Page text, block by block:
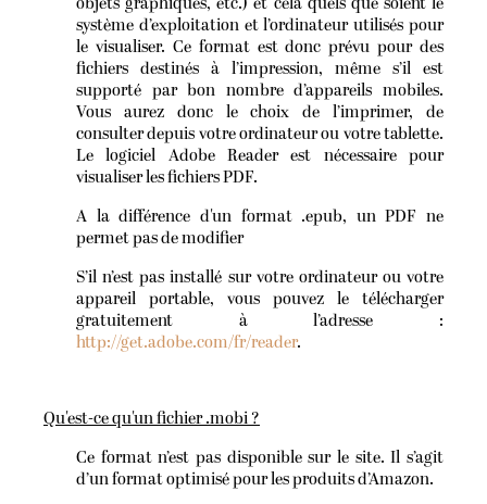
système d’exploitation et l’ordinateur utilisés pour
le visualiser. Ce format est donc prévu pour des
fichiers destinés à l’impression, même s’il est
supporté par bon nombre d’appareils mobiles.
Vous aurez donc le choix de l’imprimer, de
consulter depuis votre ordinateur ou votre tablette.
Le logiciel Adobe Reader est nécessaire pour
visualiser les fichiers PDF.
A la différence d'un format .epub, un PDF ne
permet pas de modifier
S’il n’est pas installé sur votre ordinateur ou votre
appareil portable, vous pouvez le télécharger
gratuitement à l’adresse :
http://get.adobe.com/fr/reader.
Qu'est-ce qu'un fichier .mobi ?
Ce format n’est pas disponible sur le site. Il s’agit
d’un format optimisé pour les produits d’Amazon.